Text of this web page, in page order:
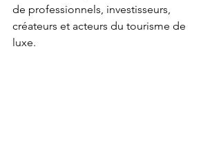
de professionnels, investisseurs,
créateurs et acteurs du tourisme de
luxe.